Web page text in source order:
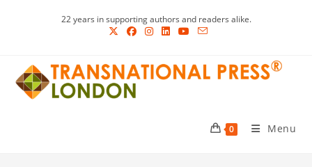
22 years in supporting authors and readers alike.
0 Menu